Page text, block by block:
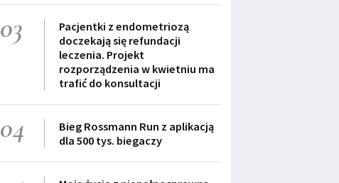
03
Pacjentki z endometriozą
doczekają się refundacji
leczenia. Projekt
rozporządzenia w kwietniu ma
trafić do konsultacji
04
Bieg Rossmann Run z aplikacją
dla 500 tys. biegaczy